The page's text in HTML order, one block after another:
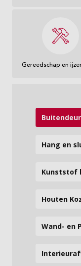
Gereedschap en
Hang en
Kunststof
Houten
Wand- en